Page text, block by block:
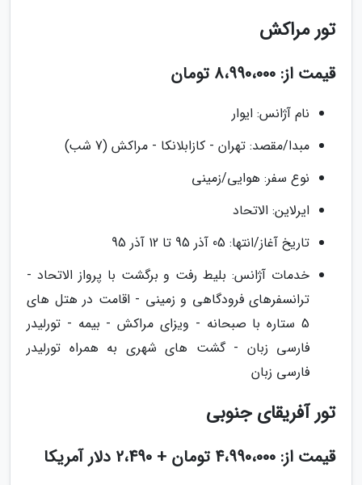
تور مراکش
قیمت از: 8،990،000 تومان
نام آژانس: ایوار
مبدا/مقصد: تهران - کازابلانکا - مراکش (7 شب)
نوع سفر: هوایی/زمینی
ایرلاین: الاتحاد
تاریخ آغاز/انتها: 05 آذر 95 تا 12 آذر 95
خدمات آژانس: بلیط رفت و برگشت با پرواز الاتحاد -
ترانسفر­های فرودگاهی و زمینی - اقامت در هتل های
5 ستاره با صبحانه - ویزای مراکش - بیمه - تورلیدر
فارسی زبان - گشت های شهری به همراه تورلیدر
فارسی زبان
تور آفریقای جنوبی
قیمت از: 4،990،000 تومان + 2،490 دلار آمریکا